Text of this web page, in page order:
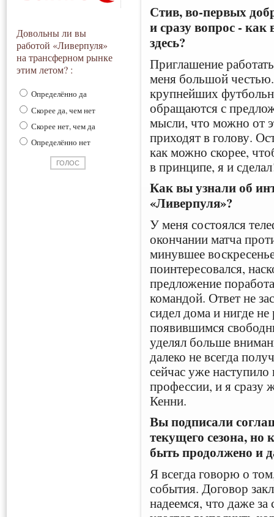
Довольны ли вы
работой «Ливерпуля»
на трансферном рынке
этим летом? :
Определённо да
Скорее да, чем нет
Скорее нет, чем да
Определённо нет
Стив, во-первых
и сразу вопрос - как
здесь?
Приглашение
меня большой
крупнейших
обращаются с
мысли, что можно от
приходят в голову.
как можно скорее,
в принципе, я и
Как вы узнали об
«Ливерпуля»?
У меня состоялся
окончании матча
минувшее
поинтересовался,
предложение
командой. Ответ не
сидел дома и нигде
появившимся
уделял больше
далеко не всегда
сейчас уже наступило
профессии, и я сразу
Кенни.
Вы подписали
текущего сезона, но
быть продолжено и
Я всегда говорю о
события. Договор
надеемся, что даже